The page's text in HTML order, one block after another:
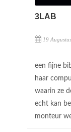
3LAB
19
een fijne
haar
waarin ze
echt kan
monteur